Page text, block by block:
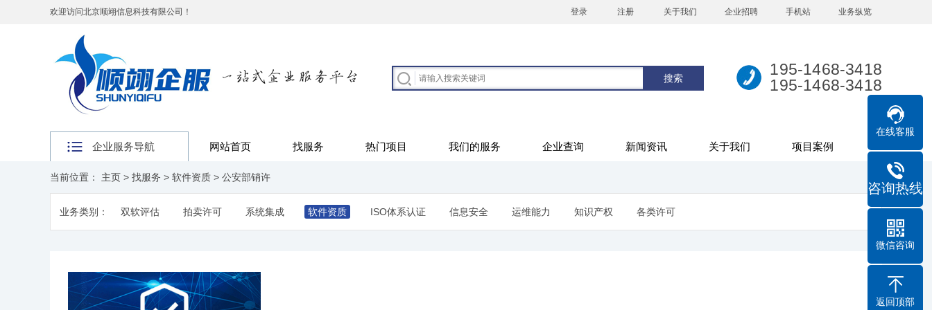
欢迎访问北京顺翊信息科技有限公司！ 登录 注册 关于我们 企业招聘 手机站 业务纵览
195-1468-3418
195-1468-3418
企业服务导航 网站首页 找服务 热门项目 我们的服务 企业查询 新闻资讯 关于我们 项目案例
当前位置： 主页 > 找服务 > 软件资质 > 公安部销许
业务类别： 双软评估 拍卖许可 系统集成 软件资质 ISO体系认证 信息安全 运维能力 知识产权 各类许可
在线客服
咨询热线
微信咨询
返回顶部